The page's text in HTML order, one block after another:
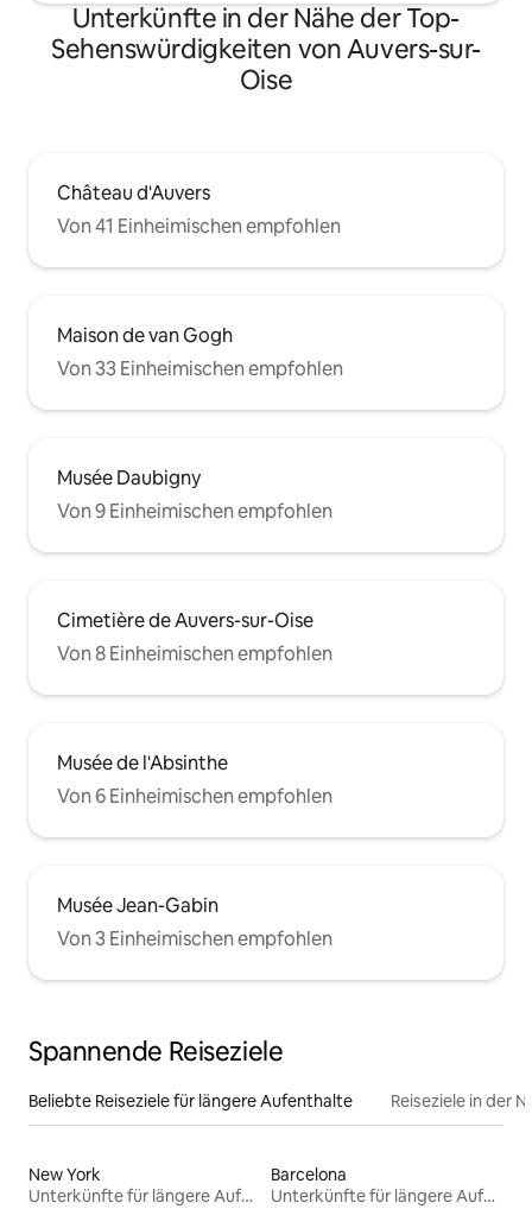
Unterkünfte in der Nähe der Top-
Sehenswürdigkeiten von Auvers-sur-
Oise
Château d'Auvers
Von 41 Einheimischen empfohlen
Maison de van Gogh
Von 33 Einheimischen empfohlen
Musée Daubigny
Von 9 Einheimischen empfohlen
Cimetière de Auvers-sur-Oise
Von 8 Einheimischen empfohlen
Musée de l'Absinthe
Von 6 Einheimischen empfohlen
Musée Jean-Gabin
Von 3 Einheimischen empfohlen
Spannende Reiseziele
Beliebte Reiseziele für längere Aufenthalte Reiseziele in der
New York
Unterkünfte für längere Aufenthalte
Barcelona
Unterkünfte für längere Aufenthalte